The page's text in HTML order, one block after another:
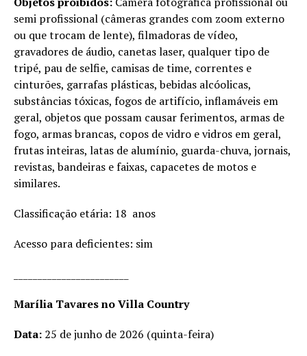
semi profissional (câmeras grandes com zoom externo
ou que trocam de lente), filmadoras de vídeo,
gravadores de áudio, canetas laser, qualquer tipo de
tripé, pau de selfie, camisas de time, correntes e
cinturões, garrafas plásticas, bebidas alcóolicas,
substâncias tóxicas, fogos de artifício, inflamáveis em
geral, objetos que possam causar ferimentos, armas de
fogo, armas brancas, copos de vidro e vidros em geral,
frutas inteiras, latas de alumínio, guarda-chuva, jornais,
revistas, bandeiras e faixas, capacetes de motos e
similares.
Classificação etária: 18 anos
Acesso para deficientes: sim
Marília Tavares no Villa Country
Data: 25 de junho de 2026 (quinta-feira)